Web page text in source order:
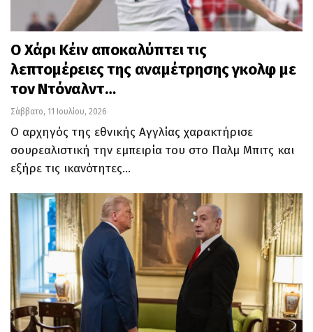
Ο Χάρι Κέιν αποκαλύπτει τις
λεπτομέρειες της αναμέτρησης γκολφ με
τον Ντόναλντ…
Σάββατο, 11 Ιουλίου, 2026
Ο αρχηγός της εθνικής Αγγλίας χαρακτήρισε
σουρεαλιστική την εμπειρία του στο Παλμ Μπιτς και
εξήρε τις ικανότητες…